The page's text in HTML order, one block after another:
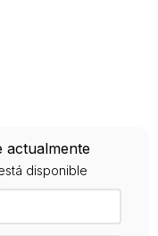
actualmente
disponible